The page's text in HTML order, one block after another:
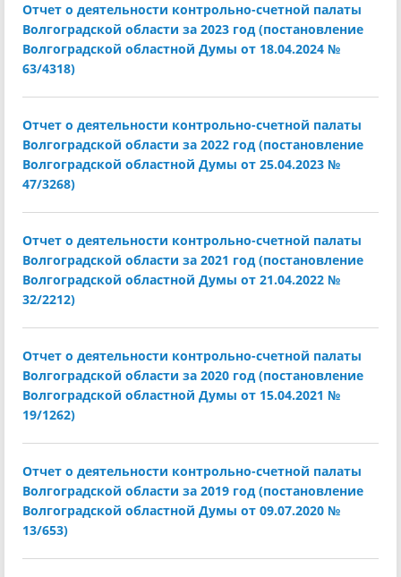
Отчет о деятельности контрольно-счетной палаты
Волгоградской области за 2023 год (постановление
Волгоградской областной Думы от 18.04.2024 №
63/4318)
Отчет о деятельности контрольно-счетной палаты
Волгоградской области за 2022 год (постановление
Волгоградской областной Думы от 25.04.2023 №
47/3268)
Отчет о деятельности контрольно-счетной палаты
Волгоградской области за 2021 год (постановление
Волгоградской областной Думы от 21.04.2022 №
32/2212)
Отчет о деятельности контрольно-счетной палаты
Волгоградской области за 2020 год (постановление
Волгоградской областной Думы от 15.04.2021 №
19/1262)
Отчет о деятельности контрольно-счетной палаты
Волгоградской области за 2019 год (постановление
Волгоградской областной Думы от 09.07.2020 №
13/653)